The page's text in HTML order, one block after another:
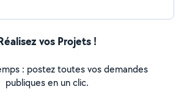
vos Projets !
: postez toutes vos demandes
publiques en un clic.